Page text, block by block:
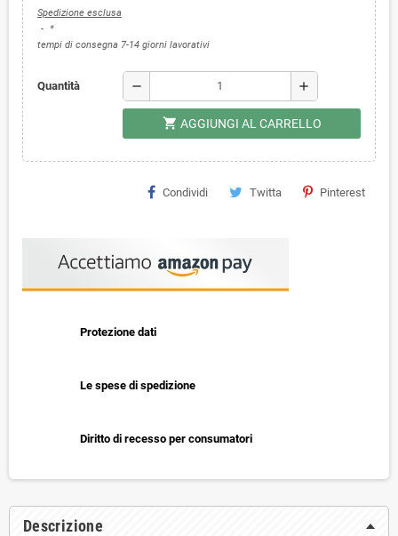
Spedizione esclusa
*
tempi di consegna 7-14 giorni lavorativi
Quantità remove add
shopping_cart AGGIUNGI AL CARRELLO
Condividi Twitta Pinterest
Protezione dati
Le spese di spedizione
Diritto di recesso per consumatori
Descrizione